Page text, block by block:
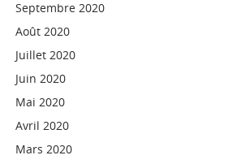
Septembre 2020
Août 2020
Juillet 2020
Juin 2020
Mai 2020
Avril 2020
Mars 2020